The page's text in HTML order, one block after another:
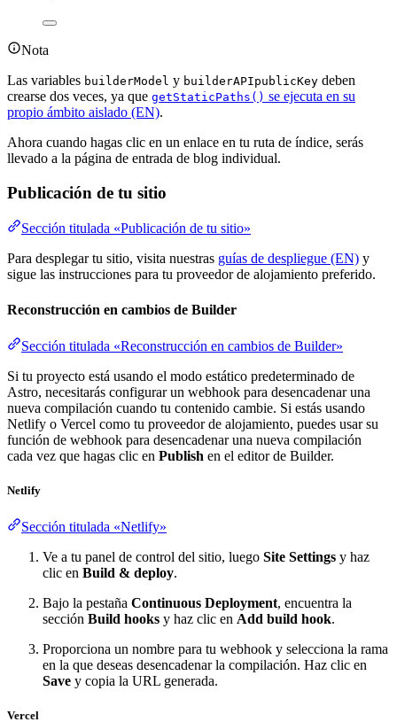
Nota
Las variables builderModel y builderAPIpublicKey deben
crearse dos veces, ya que getStaticPaths() se ejecuta en su
propio ámbito aislado (EN).
Ahora cuando hagas clic en un enlace en tu ruta de índice, serás
llevado a la página de entrada de blog individual.
Publicación de tu sitio
Sección titulada «Publicación de tu sitio»
Para desplegar tu sitio, visita nuestras guías de despliegue (EN) y
sigue las instrucciones para tu proveedor de alojamiento preferido.
Reconstrucción en cambios de Builder
Sección titulada «Reconstrucción en cambios de Builder»
Si tu proyecto está usando el modo estático predeterminado de
Astro, necesitarás configurar un webhook para desencadenar una
nueva compilación cuando tu contenido cambie. Si estás usando
Netlify o Vercel como tu proveedor de alojamiento, puedes usar su
función de webhook para desencadenar una nueva compilación
cada vez que hagas clic en Publish en el editor de Builder.
Netlify
Sección titulada «Netlify»
Ve a tu panel de control del sitio, luego Site Settings y haz
clic en Build & deploy.
Bajo la pestaña Continuous Deployment, encuentra la
sección Build hooks y haz clic en Add build hook.
Proporciona un nombre para tu webhook y selecciona la rama
en la que deseas desencadenar la compilación. Haz clic en
Save y copia la URL generada.
Vercel